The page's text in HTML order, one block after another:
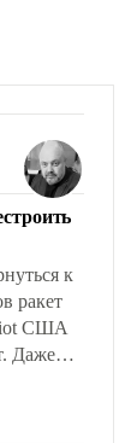
к
ракет
США
Даже